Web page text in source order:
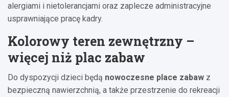
alergiami i nietolerancjami oraz zaplecze administracyjne
usprawniające pracę kadry.
Kolorowy teren zewnętrzny –
więcej niż plac zabaw
Do dyspozycji dzieci będą nowoczesne place zabaw z
bezpieczną nawierzchnią, a także przestrzenie do rekreacji